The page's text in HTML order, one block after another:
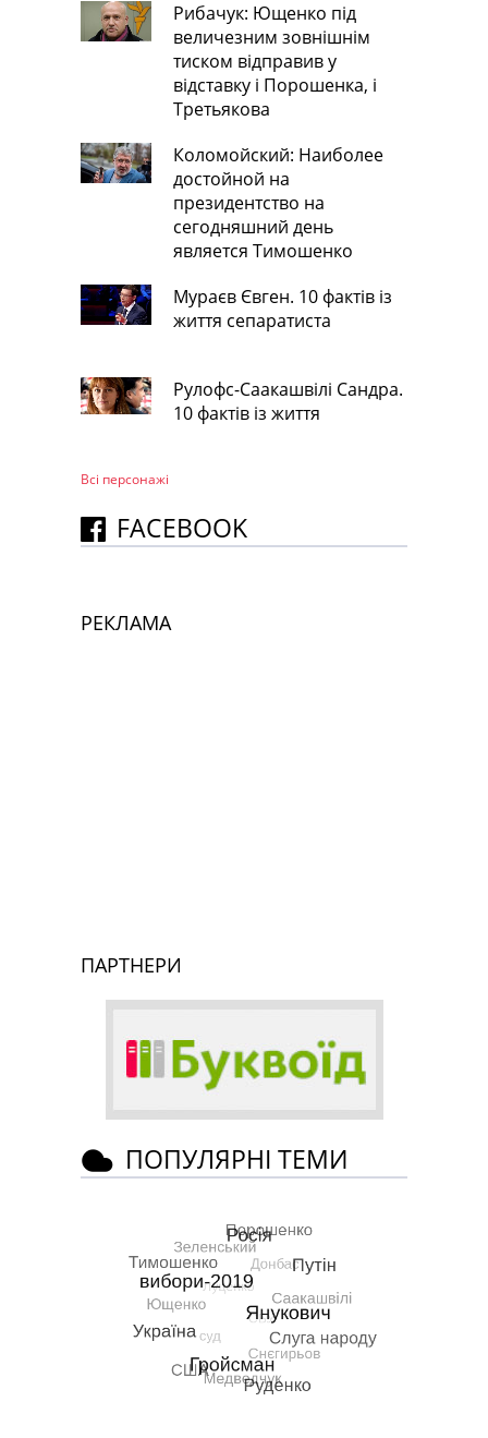
Рибачук: Ющенко під
величезним зовнішнім
тиском відправив у
відставку і Порошенка, і
Третьякова
Коломойский: Наиболее
достойной на
президентство на
сегодняшний день
является Тимошенко
Мураєв Євген. 10 фактів із
життя сепаратиста
Рулофс-Саакашвілі Сандра.
10 фактів із життя
Всі персонажi
FACEBOOK
РЕКЛАМА
ПАРТНЕРИ
ПОПУЛЯРНІ ТЕМИ